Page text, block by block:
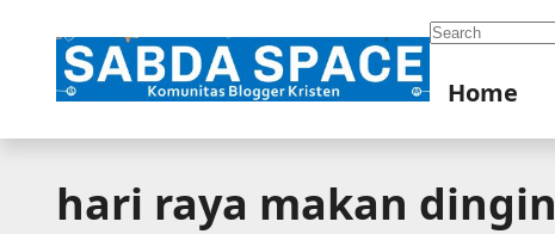
Search
Home
hari raya makan dingin